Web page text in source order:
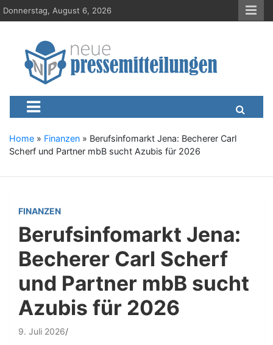
S
k
Donnerstag, August 6, 2026
Neue-
Presseportal, Nachrichten, News, Meldungen, Wirtschaft
Home » Finanzen » Berufsinfomarkt Jena: Becherer Carl
Scherf und Partner mbB sucht Azubis für 2026
FINANZEN
Berufsinfomarkt Jena:
Becherer Carl Scherf
und Partner mbB sucht
Azubis für 2026
9. Juli 2026